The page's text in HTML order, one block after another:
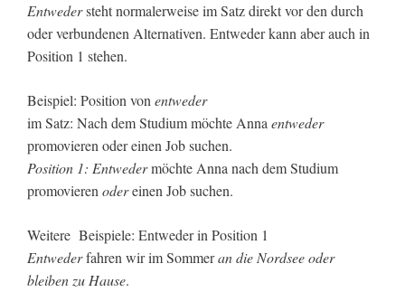
Entwedersteht normalerweise im Satz direkt vor den durch
oder verbundenen Alternativen. Entweder kann aber auch in
Position 1 stehen.
Beispiel: Position von entweder
im Satz: Nach dem Studium möchte Anna entweder
promovieren oder einen Job suchen.
Position 1: Entwedermöchte Anna nach dem Studium
promovieren odereinen Job suchen.
Weitere Beispiele: Entweder in Position 1
Entwederfahren wir im Sommeran die Nordsee oder
bleiben zu Hause.